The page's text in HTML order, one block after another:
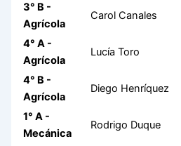
3° B -
Agrícola
Carol Canales
4° A -
Agrícola
Lucía Toro
4° B -
Agrícola
Diego Henríquez
1° A -
Mecánica
Rodrigo Duque